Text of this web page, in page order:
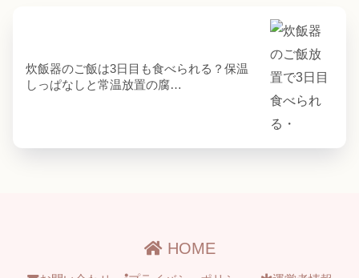
炊飯器のご飯は3日目も食べられる？保温
しっぱなしと常温放置の腐…
HOME